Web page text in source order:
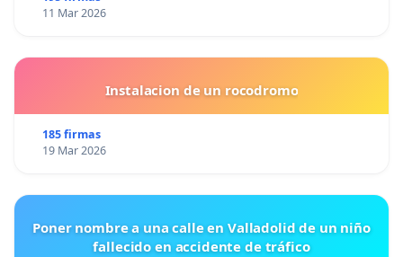
11 Mar 2026
Instalacion de un rocodromo
185 firmas
19 Mar 2026
Poner nombre a una calle en Valladolid de un niño
fallecido en accidente de tráfico